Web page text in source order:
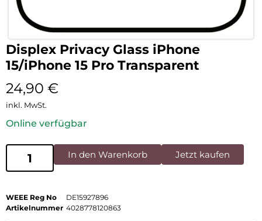
Displex Privacy Glass iPhone
15/iPhone 15 Pro Transparent
24,90 €
inkl. MwSt.
Online verfügbar
In den Warenkorb Jetzt kaufen
WEEE Reg No
DE15927896
Artikelnummer 4028778120863